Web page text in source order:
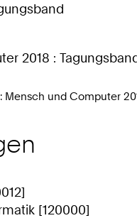
2018 :
Mensch und Computer
[120000]